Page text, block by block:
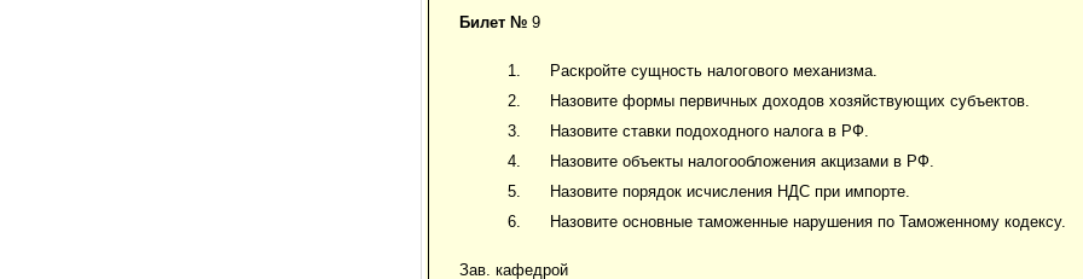
Билет № 9
Раскройте сущность налогового механизма.
Назовите формы первичных доходов хозяйствующих субъектов.
Назовите ставки подоходного налога в РФ.
Назовите объекты налогообложения акцизами в РФ.
Назовите порядок исчисления НДС при импорте.
Назовите основные таможенные нарушения по Таможенному кодексу.
Зав. кафедрой